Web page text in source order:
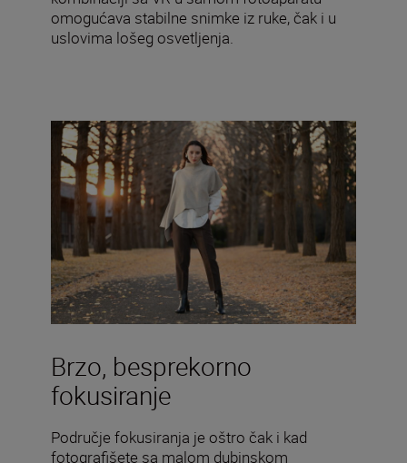
omogućava stabilne snimke iz ruke, čak i u
uslovima lošeg osvetljenja.
Brzo, besprekorno
fokusiranje
Područje fokusiranja je oštro čak i kad
fotografišete sa malom dubinskom